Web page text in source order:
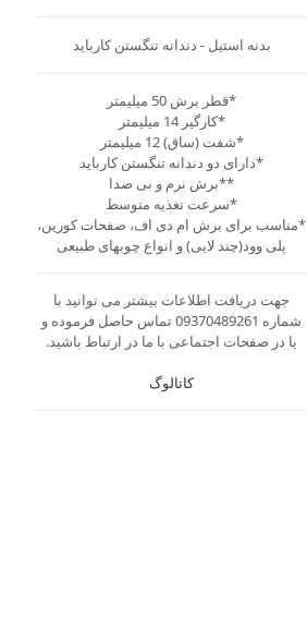
بدنه استیل - دندانه تنگستن کارباید
*قطر برش 50 میلیمتر
*کارگیر 14 میلیمتر
*شفت (ساق) 12 میلیمتر
*دارای دو دندانه تنگستن کارباید
**برش نرم و بی صدا
*سرعت تغذیه متوسط
*مناسب برای برش ام دی اف، صفحات کورین،
پلی وود(چند لایی) و انواع چوبهای طبیعی
جهت دریافت اطلاعات بیشتر می توانید با
شماره 09370489261 تماس حاصل فرموده و
یا در صفحات اجتماعی با ما در ارتباط باشید.
کاتالوگ